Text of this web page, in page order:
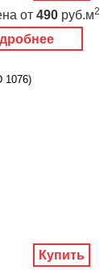
от 490 руб.м2
1076)
Купить